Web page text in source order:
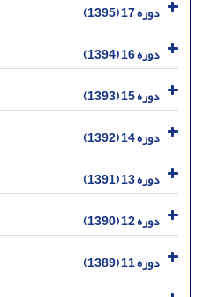
دوره 17 (1395)
دوره 16 (1394)
دوره 15 (1393)
دوره 14 (1392)
دوره 13 (1391)
دوره 12 (1390)
دوره 11 (1389)